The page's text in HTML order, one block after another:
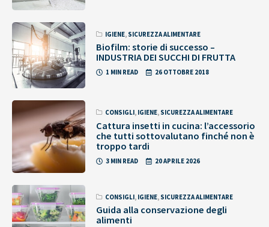
IGIENE, SICUREZZA ALIMENTARE
Biofilm: storie di successo –
INDUSTRIA DEI SUCCHI DI FRUTTA
1 MIN READ 26 OTTOBRE 2018
CONSIGLI, IGIENE, SICUREZZA ALIMENTARE
Cattura insetti in cucina: l’accessorio
che tutti sottovalutano finché non è
troppo tardi
3 MIN READ 20 APRILE 2026
CONSIGLI, IGIENE, SICUREZZA ALIMENTARE
Guida alla conservazione degli
alimenti